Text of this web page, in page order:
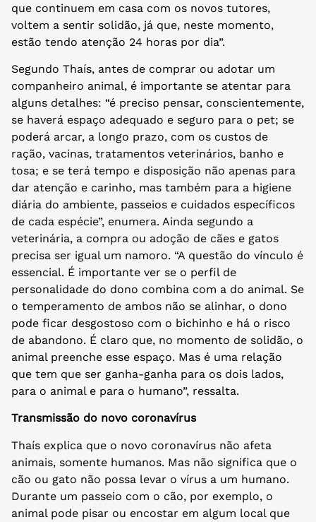
que continuem em casa com os novos tutores,
voltem a sentir solidão, já que, neste momento,
estão tendo atenção 24 horas por dia”.
Segundo Thaís, antes de comprar ou adotar um
companheiro animal, é importante se atentar para
alguns detalhes: “é preciso pensar, conscientemente,
se haverá espaço adequado e seguro para o pet; se
poderá arcar, a longo prazo, com os custos de
ração, vacinas, tratamentos veterinários, banho e
tosa; e se terá tempo e disposição não apenas para
dar atenção e carinho, mas também para a higiene
diária do ambiente, passeios e cuidados específicos
de cada espécie”, enumera. Ainda segundo a
veterinária, a compra ou adoção de cães e gatos
precisa ser igual um namoro. “A questão do vínculo é
essencial. É importante ver se o perfil de
personalidade do dono combina com a do animal. Se
o temperamento de ambos não se alinhar, o dono
pode ficar desgostoso com o bichinho e há o risco
de abandono. É claro que, no momento de solidão, o
animal preenche esse espaço. Mas é uma relação
que tem que ser ganha-ganha para os dois lados,
para o animal e para o humano”, ressalta.
Transmissão do novo coronavírus
Thaís explica que o novo coronavírus não afeta
animais, somente humanos. Mas não significa que o
cão ou gato não possa levar o vírus a um humano.
Durante um passeio com o cão, por exemplo, o
animal pode pisar ou encostar em algum local que